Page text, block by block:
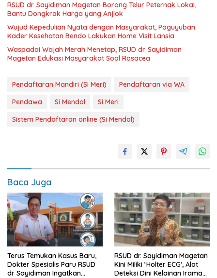
RSUD dr. Sayidiman Magetan Borong Telur Peternak Lokal,
Bantu Dongkrak Harga yang Anjlok
Wujud Kepedulian Nyata dengan Masyarakat, Paguyuban
Kader Kesehatan Bendo Lakukan Home Visit Lansia
Waspadai Wajah Merah Menetap, RSUD dr. Sayidiman
Magetan Edukasi Masyarakat Soal Rosacea
Pendaftaran Mandiri (Si Meri)
Pendaftaran via WA
Pendawa
Si Mendol
Si Meri
Sistem Pendaftaran online (Si Mendol)
Baca Juga
Terus Temukan Kasus Baru,
Dokter Spesialis Paru RSUD
dr Sayidiman Ingatkan
RSUD dr. Sayidiman Magetan
Kini Miliki ‘Holter ECG’, Alat
Deteksi Dini Kelainan Irama